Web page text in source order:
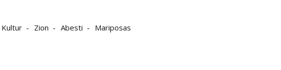
Kultur Zion Abesti Mariposas